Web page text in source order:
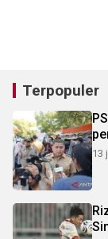
Terpopuler
13